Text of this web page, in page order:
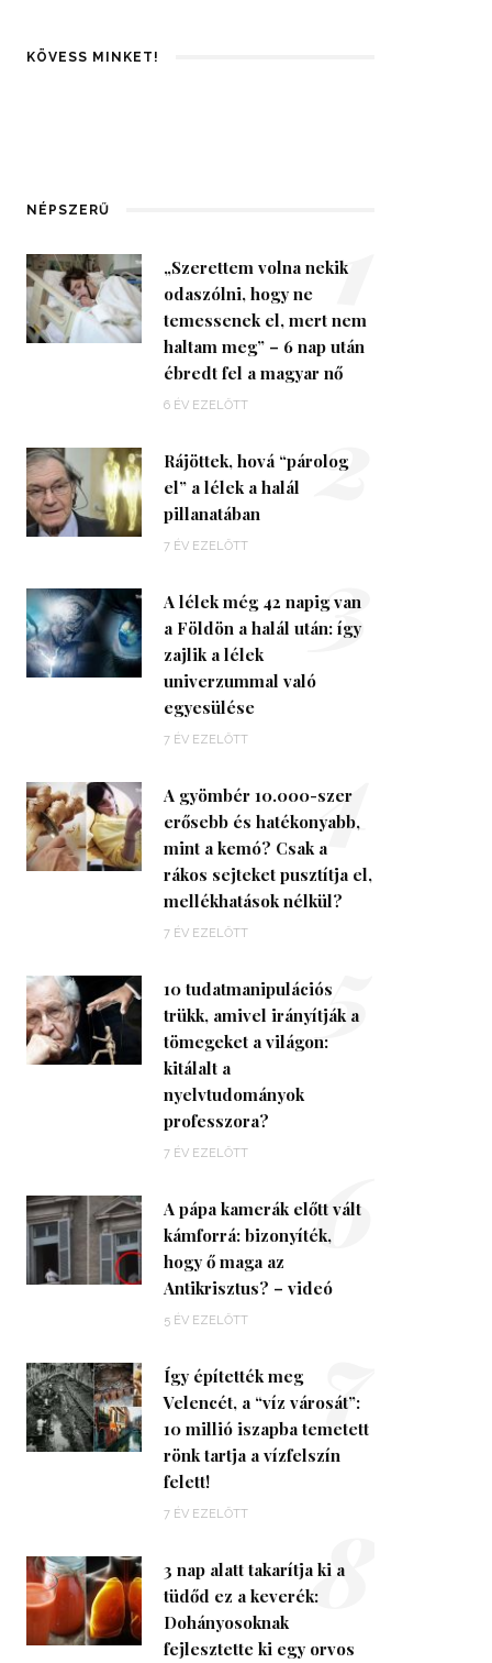
KÖVESS MINKET!
NÉPSZERŰ
„Szerettem volna nekik
odaszólni, hogy ne
temessenek el, mert nem
haltam meg” – 6 nap után
ébredt fel a magyar nő
6 ÉV EZELŐTT
1
Rájöttek, hová “párolog
el” a lélek a halál
pillanatában
7 ÉV EZELŐTT
2
A lélek még 42 napig van
a Földön a halál után: így
zajlik a lélek
univerzummal való
egyesülése
7 ÉV EZELŐTT
3
A gyömbér 10.000-szer
erősebb és hatékonyabb,
mint a kemó? Csak a
rákos sejteket pusztítja el,
mellékhatások nélkül?
7 ÉV EZELŐTT
4
10 tudatmanipulációs
trükk, amivel irányítják a
tömegeket a világon:
kitálalt a
nyelvtudományok
professzora?
7 ÉV EZELŐTT
5
A pápa kamerák előtt vált
kámforrá: bizonyíték,
hogy ő maga az
Antikrisztus? – videó
5 ÉV EZELŐTT
6
Így építették meg
Velencét, a “víz városát”:
10 millió iszapba temetett
rönk tartja a vízfelszín
felett!
7 ÉV EZELŐTT
7
3 nap alatt takarítja ki a
tüdőd ez a keverék:
Dohányosoknak
fejlesztette ki egy orvos
8